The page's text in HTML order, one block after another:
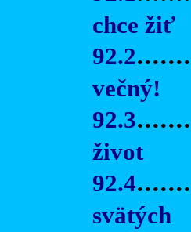
chce žiť
92.2
večný!
92.3
život
92.4
svätých